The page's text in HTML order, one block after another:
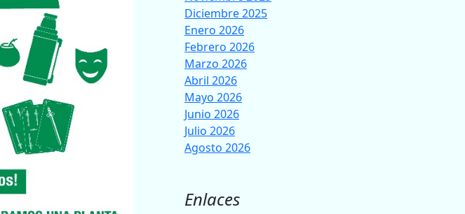
Diciembre 2025
Enero 2026
Febrero 2026
Marzo 2026
Abril 2026
Mayo 2026
Junio 2026
Julio 2026
Agosto 2026
Enlaces